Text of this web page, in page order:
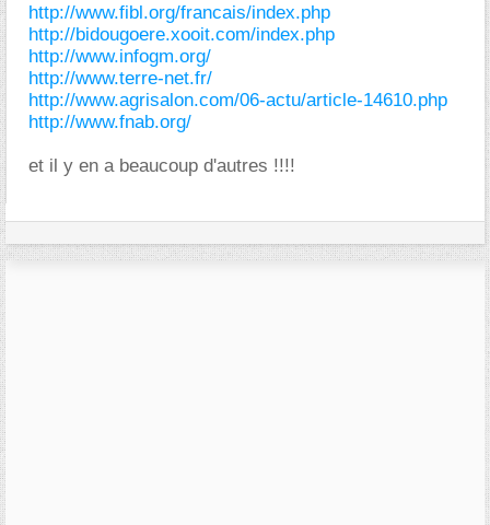
http://www.fibl.org/francais/index.php
http://bidougoere.xooit.com/index.php
http://www.infogm.org/
http://www.terre-net.fr/
http://www.agrisalon.com/06-actu/article-14610.php
http://www.fnab.org/
et il y en a beaucoup d'autres !!!!